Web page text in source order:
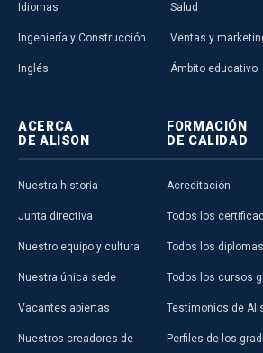
Idiomas
Ingeniería y Construcción
Inglés
Salud
Ventas y
Ámbito educativo
ACERCA
DE ALISON
Nuestra historia
Junta directiva
Nuestro equipo y cultura
Nuestra única sede
Vacantes abiertas
Nuestros creadores de
FORMACIÓN
DE CALIDAD
Acreditación
Todos los
Todos los diplomas
Todos los cursos
Testimonios de
Perfiles de los